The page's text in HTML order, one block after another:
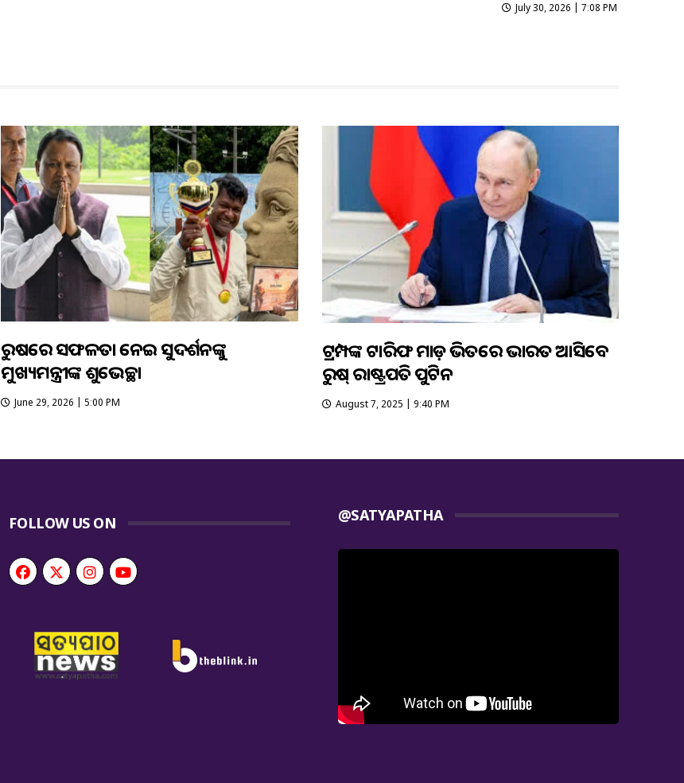
July 30, 2026 | 7:08 PM
ରୁଷରେ ସଫଳତା ନେଇ ସୁଦର୍ଶନଙ୍କୁ
ମୁଖ୍ୟମନ୍ତ୍ରୀଙ୍କ ଶୁଭେଚ୍ଛା
June 29, 2026 | 5:00 PM
ଟ୍ରମ୍ପଙ୍କ ଟାରିଫ ମାଡ଼ ଭିତରେ ଭାରତ ଆସିବେ
ରୁଷ୍ ରାଷ୍ଟ୍ରପତି ପୁଟିନ
August 7, 2025 | 9:40 PM
FOLLOW US ON @SATYAPATHA